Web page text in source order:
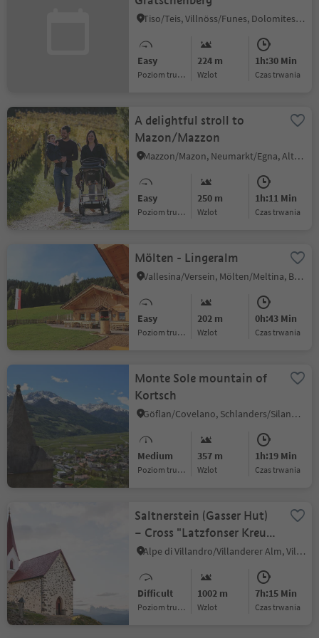
Tiso/Teis, Villnöss/Funes, Dolomites Region Lüsen Villnöss
Easy
Poziom trudności
224 m
Wzlot
1h:30 Min
czas trwania
A delightful stroll to
Mazon/Mazzon
Mazzon/Mazon, Neumarkt/Egna, Alto Adige Wine Road
Easy
Poziom trudności
250 m
Wzlot
1h:11 Min
czas trwania
Mölten - Lingeralm
Vallesina/Versein, Mölten/Meltina, Bolzano/Bozen and environs
Easy
Poziom trudności
202 m
Wzlot
0h:43 Min
czas trwania
Monte Sole mountain of
Kortsch
Göflan/Covelano, Schlanders/Silandro, Vinschgau/Val Venosta
Medium
Poziom trudności
357 m
Wzlot
1h:19 Min
czas trwania
Saltnerstein (Gasser Hut)
– Cross "Latzfonser Kreuz"
– Saltnerstein
Alpe di Villandro/Villanderer Alm, Villanders/Villandro, Brixen/Bressanone and environs
Difficult
Poziom trudności
1002 m
Wzlot
7h:15 Min
czas trwania